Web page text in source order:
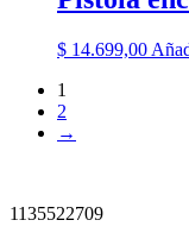
$ 14.699,00
1
2
→
1135522709